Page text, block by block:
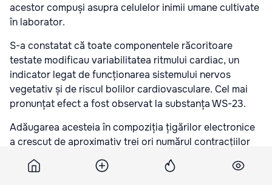
acestor compuși asupra celulelor inimii umane cultivate
în laborator.
S-a constatat că toate componentele răcoritoare
testate modificau variabilitatea ritmului cardiac, un
indicator legat de funcționarea sistemului nervos
vegetativ și de riscul bolilor cardiovasculare. Cel mai
pronunțat efect a fost observat la substanța WS-23.
Adăugarea acesteia în compoziția țigărilor electronice
a crescut de aproximativ trei ori numărul contracțiilor
premature ale inimii la șoareci, comparativ cu
expunerea la nicotină fără adaosuri răcoritoare.